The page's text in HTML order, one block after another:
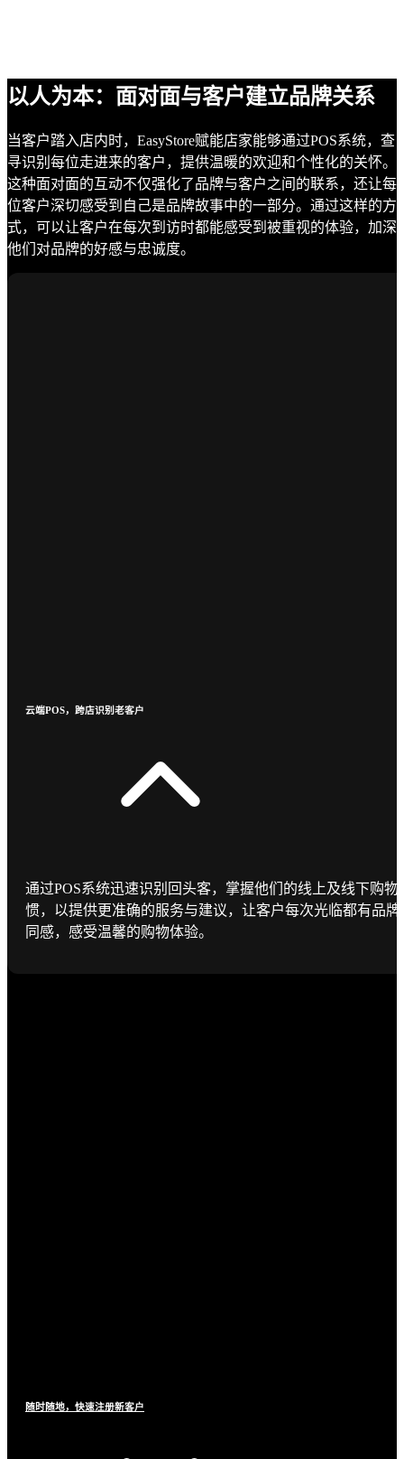
以人为本：面对面与客户建立品牌关系
当客户踏入店内时，EasyStore赋能店家能够通过POS系统，查
寻识别每位走进来的客户，提供温暖的欢迎和个性化的关怀。
这种面对面的互动不仅强化了品牌与客户之间的联系，还让每
位客户深切感受到自己是品牌故事中的一部分。通过这样的方
式，可以让客户在每次到访时都能感受到被重视的体验，加深
他们对品牌的好感与忠诚度。
云端POS，跨店识别老客户
通过POS系统迅速识别回头客，掌握他们的线上及线下购物
惯，以提供更准确的服务与建议，让客户每次光临都有品牌
同感，感受温馨的购物体验。
随时随地，快速注册新客户